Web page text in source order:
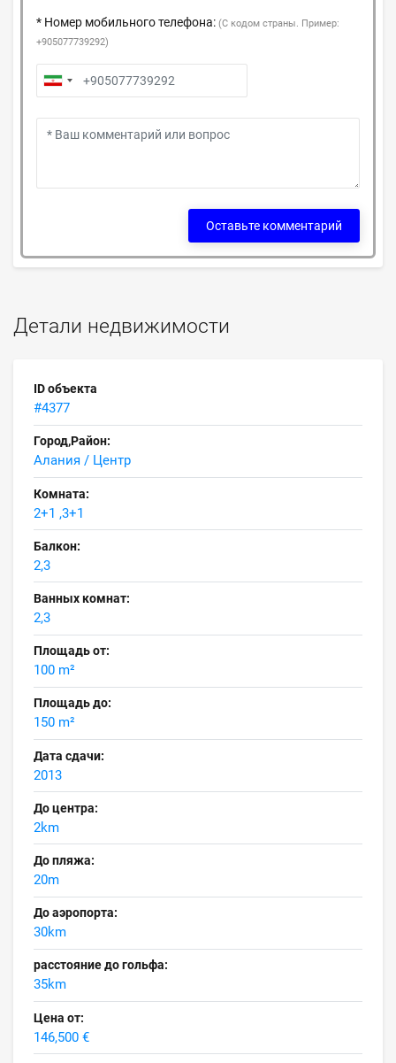
Детали недвижимости
ID объекта
#4377
Город,Район:
Алания / Центр
Комната:
2+1 ,3+1
Балкон:
2,3
Ванных комнат:
2,3
Площадь от:
100 m²
Площадь до:
150 m²
Дата сдачи:
2013
До центра:
2km
До пляжа:
20m
До аэропорта:
30km
расстояние до гольфа:
35km
Цена от:
146,500 €
* Номер мобильного телефона: (С кодом страны. Пример:
+905077739292)
Оставьте комментарий